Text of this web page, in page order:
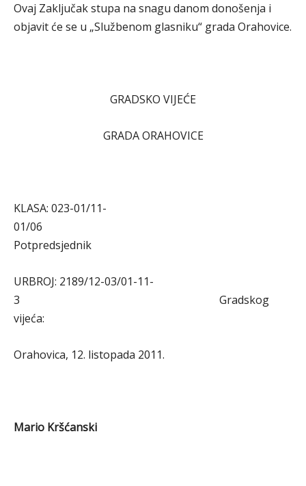
Ovaj Zaključak stupa na snagu danom donošenja i
objavit će se u „Službenom glasniku“ grada Orahovice.
GRADSKO VIJEĆE
GRADA ORAHOVICE
KLASA: 023-01/11-
01/06
Potpredsjednik
URBROJ: 2189/12-03/01-11-
3 Gradskog
vijeća:
Orahovica, 12. listopada 2011.
Mario Kršćanski